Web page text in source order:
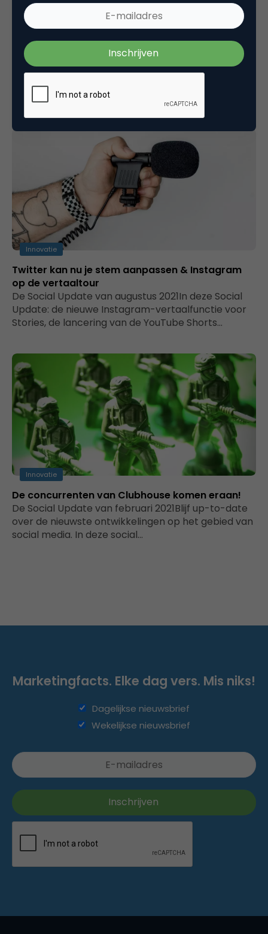
Social update – December 2021
'Take a break' functie op Instagram onderbreekt
langdurig gebruikBlijf up-to-date over de nieuwste
ontwikkelingen op het gebied van social media.…
Innovatie
Twitter kan nu je stem aanpassen & Instagram
op de vertaaltour
De Social Update van augustus 2021In deze Social
Update: de nieuwe Instagram-vertaalfunctie voor
Stories, de lancering van de YouTube Shorts…
Innovatie
De concurrenten van Clubhouse komen eraan!
De Social Update van februari 2021Blijf up-to-date
over de nieuwste ontwikkelingen op het gebied van
social media. In deze social…
Marketingfacts. Elke dag vers. Mis niks!
Dagelijkse nieuwsbrief
Wekelijkse nieuwsbrief